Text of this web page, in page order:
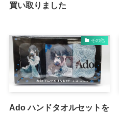
買い取りました
その他
Ado ハンドタオルセットを